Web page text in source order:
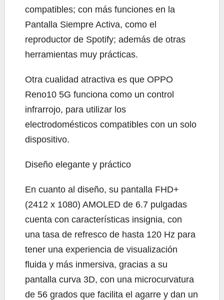
compatibles; con más funciones en la
Pantalla Siempre Activa, como el
reproductor de Spotify; además de otras
herramientas muy prácticas.
Otra cualidad atractiva es que OPPO
Reno10 5G funciona como un control
infrarrojo, para utilizar los
electrodomésticos compatibles con un solo
dispositivo.
Diseño elegante y práctico
En cuanto al diseño, su pantalla FHD+
(2412 x 1080) AMOLED de 6.7 pulgadas
cuenta con características insignia, con
una tasa de refresco de hasta 120 Hz para
tener una experiencia de visualización
fluida y más inmersiva, gracias a su
pantalla curva 3D, con una microcurvatura
de 56 grados que facilita el agarre y dan un